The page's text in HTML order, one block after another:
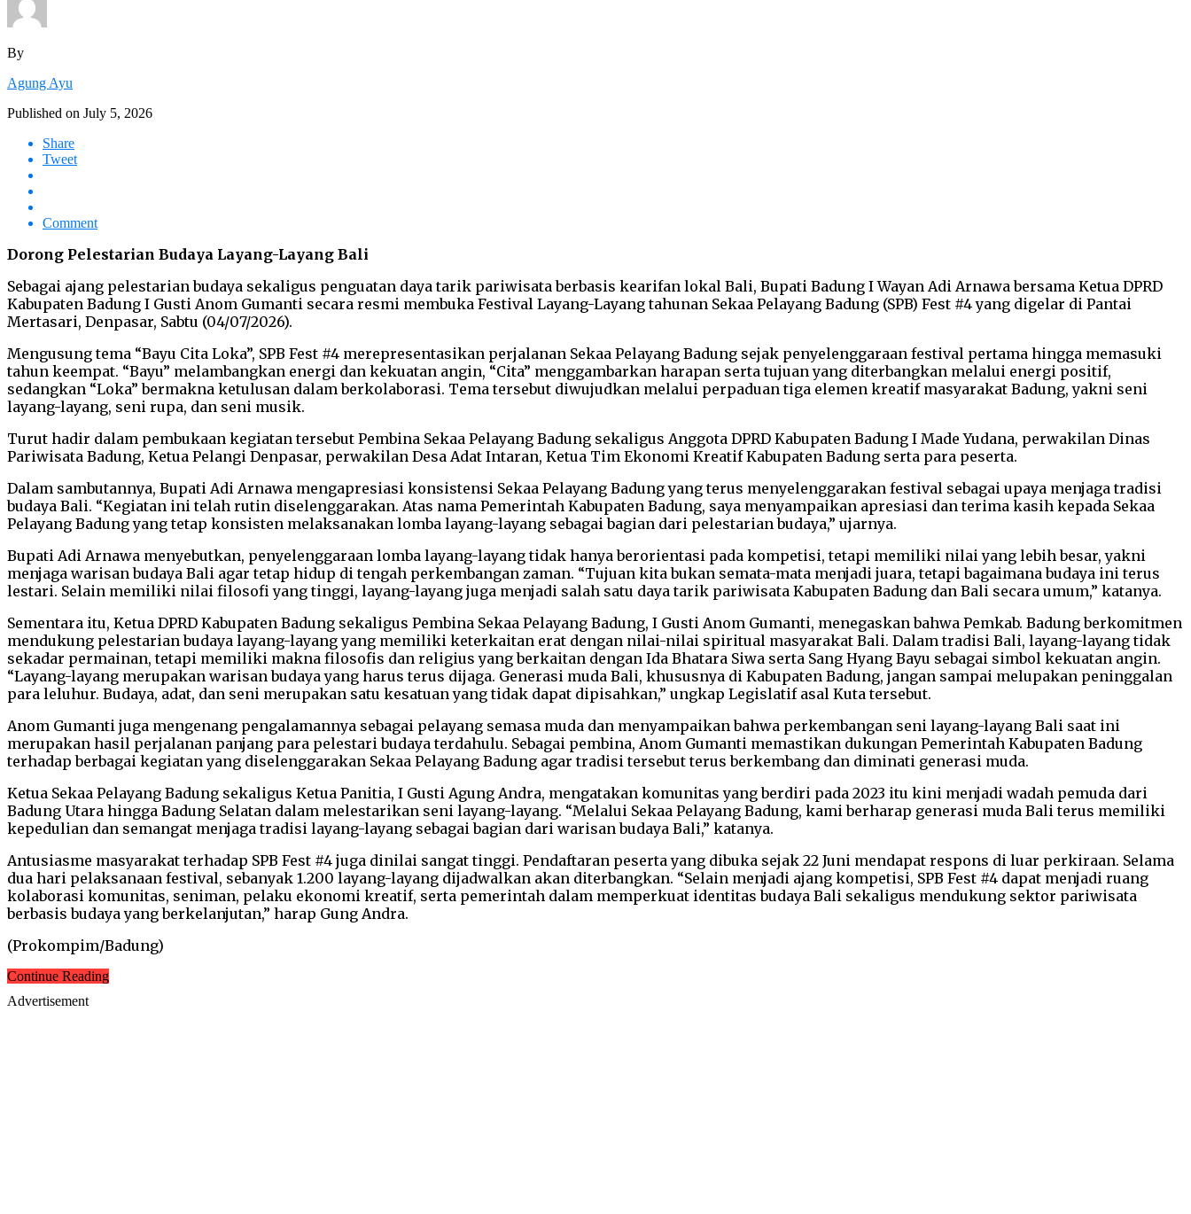
By
Agung Ayu
Published on July 5, 2026
Share
Tweet
Comment
Dorong Pelestarian Budaya Layang-Layang Bali
Sebagai ajang pelestarian budaya sekaligus penguatan daya tarik pariwisata berbasis kearifan lokal Bali, Bupati Badung I Wayan Adi Arnawa bersama Ketua DPRD
Kabupaten Badung I Gusti Anom Gumanti secara resmi membuka Festival Layang-Layang tahunan Sekaa Pelayang Badung (SPB) Fest #4 yang digelar di Pantai
Mertasari, Denpasar, Sabtu (04/07/2026).
Mengusung tema “Bayu Cita Loka”, SPB Fest #4 merepresentasikan perjalanan Sekaa Pelayang Badung sejak penyelenggaraan festival pertama hingga memasuki
tahun keempat. “Bayu” melambangkan energi dan kekuatan angin, “Cita” menggambarkan harapan serta tujuan yang diterbangkan melalui energi positif,
sedangkan “Loka” bermakna ketulusan dalam berkolaborasi. Tema tersebut diwujudkan melalui perpaduan tiga elemen kreatif masyarakat Badung, yakni seni
layang-layang, seni rupa, dan seni musik.
Turut hadir dalam pembukaan kegiatan tersebut Pembina Sekaa Pelayang Badung sekaligus Anggota DPRD Kabupaten Badung I Made Yudana, perwakilan Dinas
Pariwisata Badung, Ketua Pelangi Denpasar, perwakilan Desa Adat Intaran, Ketua Tim Ekonomi Kreatif Kabupaten Badung serta para peserta.
Dalam sambutannya, Bupati Adi Arnawa mengapresiasi konsistensi Sekaa Pelayang Badung yang terus menyelenggarakan festival sebagai upaya menjaga tradisi
budaya Bali. “Kegiatan ini telah rutin diselenggarakan. Atas nama Pemerintah Kabupaten Badung, saya menyampaikan apresiasi dan terima kasih kepada Sekaa
Pelayang Badung yang tetap konsisten melaksanakan lomba layang-layang sebagai bagian dari pelestarian budaya,” ujarnya.
Bupati Adi Arnawa menyebutkan, penyelenggaraan lomba layang-layang tidak hanya berorientasi pada kompetisi, tetapi memiliki nilai yang lebih besar, yakni
menjaga warisan budaya Bali agar tetap hidup di tengah perkembangan zaman. “Tujuan kita bukan semata-mata menjadi juara, tetapi bagaimana budaya ini terus
lestari. Selain memiliki nilai filosofi yang tinggi, layang-layang juga menjadi salah satu daya tarik pariwisata Kabupaten Badung dan Bali secara umum,” katanya.
Sementara itu, Ketua DPRD Kabupaten Badung sekaligus Pembina Sekaa Pelayang Badung, I Gusti Anom Gumanti, menegaskan bahwa Pemkab. Badung berkomitmen
mendukung pelestarian budaya layang-layang yang memiliki keterkaitan erat dengan nilai-nilai spiritual masyarakat Bali. Dalam tradisi Bali, layang-layang tidak
sekadar permainan, tetapi memiliki makna filosofis dan religius yang berkaitan dengan Ida Bhatara Siwa serta Sang Hyang Bayu sebagai simbol kekuatan angin.
“Layang-layang merupakan warisan budaya yang harus terus dijaga. Generasi muda Bali, khususnya di Kabupaten Badung, jangan sampai melupakan peninggalan
para leluhur. Budaya, adat, dan seni merupakan satu kesatuan yang tidak dapat dipisahkan,” ungkap Legislatif asal Kuta tersebut.
Anom Gumanti juga mengenang pengalamannya sebagai pelayang semasa muda dan menyampaikan bahwa perkembangan seni layang-layang Bali saat ini
merupakan hasil perjalanan panjang para pelestari budaya terdahulu. Sebagai pembina, Anom Gumanti memastikan dukungan Pemerintah Kabupaten Badung
terhadap berbagai kegiatan yang diselenggarakan Sekaa Pelayang Badung agar tradisi tersebut terus berkembang dan diminati generasi muda.
Ketua Sekaa Pelayang Badung sekaligus Ketua Panitia, I Gusti Agung Andra, mengatakan komunitas yang berdiri pada 2023 itu kini menjadi wadah pemuda dari
Badung Utara hingga Badung Selatan dalam melestarikan seni layang-layang. “Melalui Sekaa Pelayang Badung, kami berharap generasi muda Bali terus memiliki
kepedulian dan semangat menjaga tradisi layang-layang sebagai bagian dari warisan budaya Bali,” katanya.
Antusiasme masyarakat terhadap SPB Fest #4 juga dinilai sangat tinggi. Pendaftaran peserta yang dibuka sejak 22 Juni mendapat respons di luar perkiraan. Selama
dua hari pelaksanaan festival, sebanyak 1.200 layang-layang dijadwalkan akan diterbangkan. “Selain menjadi ajang kompetisi, SPB Fest #4 dapat menjadi ruang
kolaborasi komunitas, seniman, pelaku ekonomi kreatif, serta pemerintah dalam memperkuat identitas budaya Bali sekaligus mendukung sektor pariwisata
berbasis budaya yang berkelanjutan,” harap Gung Andra.
(Prokompim/Badung)
Continue Reading
Advertisement